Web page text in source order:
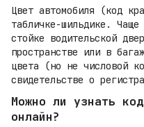
Цвет автомобиля (код
табличке-шильдике.
стойке водительской
пространстве или в
цвета (но не числовой
свидетельстве о
Можно ли узнать
онлайн?